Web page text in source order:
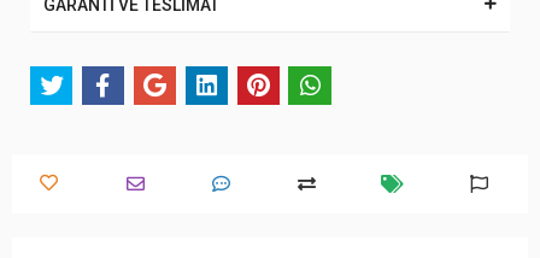
GARANTİ VE TESLİMAT